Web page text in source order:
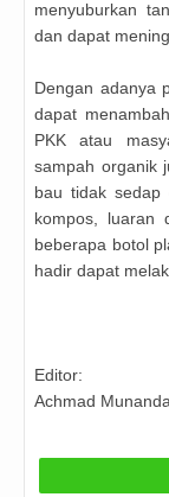
menyuburkan
dan dapat
Dengan adanya
dapat
PKK atau
sampah organik
bau tidak sedap
kompos, luaran
beberapa botol
hadir dapat
Editor:
Achmad